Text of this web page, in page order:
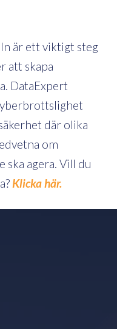
är ett viktigt steg
att skapa
DataExpert
där olika
om
agera. Vill du
Klicka här.